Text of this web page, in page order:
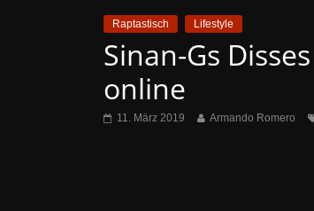
Raptastisch Lifestyle
Sinan-Gs
online
11. März 2019 Armando Romero